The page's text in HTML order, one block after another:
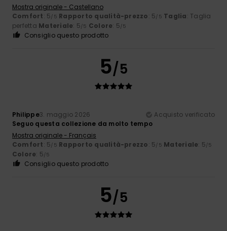
Mostra originale - Castellano
Comfort: 5/5 Rapporto qualità-prezzo: 5/5 Taglia: Taglia
perfetta Materiale: 5/5 Colore: 5/5
Consiglio questo prodotto
5/5
Philippe3. maggio 2026
Acquisto verificato
Seguo questa collezione da molto tempo
Mostra originale - Français
Comfort: 5/5 Rapporto qualità-prezzo: 5/5 Materiale: 5/5
Colore: 5/5
Consiglio questo prodotto
5/5